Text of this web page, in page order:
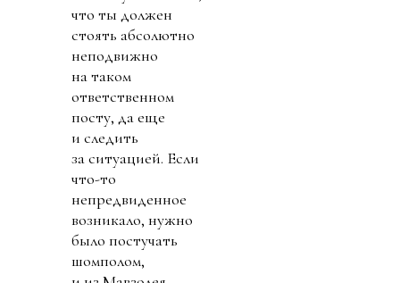
что ты должен
стоять абсолютно
неподвижно
на таком
ответственном
посту, да еще
и следить
за ситуацией. Если
что-то
непредвиденное
возникало, нужно
было постучать
шомполом,